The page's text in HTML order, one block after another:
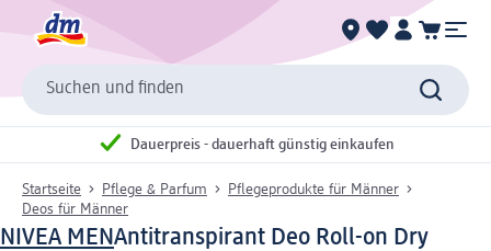
Suchen und finden
Dauerpreis - dauerhaft günstig einkaufen
Startseite Pflege & Parfum
Pflegeprodukte für Männer
Deos für Männer
NIVEA MENAntitranspirant Deo Roll-on Dry